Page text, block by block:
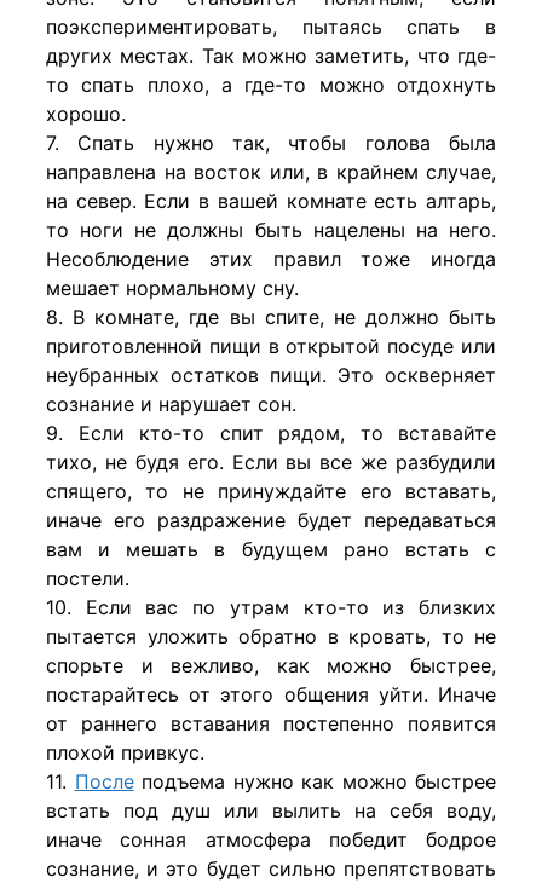
поэкспериментировать, пытаясь спать в
других местах. Так можно заметить, что где-
то спать плохо, а где-то можно отдохнуть
хорошо.
7. Спать нужно так, чтобы голова была
направлена на восток или, в крайнем случае,
на север. Если в вашей комнате есть алтарь,
то ноги не должны быть нацелены на него.
Несоблюдение этих правил тоже иногда
мешает нормальному сну.
8. В комнате, где вы спите, не должно быть
приготовленной пищи в открытой посуде или
неубранных остатков пищи. Это оскверняет
сознание и нарушает сон.
9. Если кто-то спит рядом, то вставайте
тихо, не будя его. Если вы все же разбудили
спящего, то не принуждайте его вставать,
иначе его раздражение будет передаваться
вам и мешать в будущем рано встать с
постели.
10. Если вас по утрам кто-то из близких
пытается уложить обратно в кровать, то не
спорьте и вежливо, как можно быстрее,
постарайтесь от этого общения уйти. Иначе
от раннего вставания постепенно появится
плохой привкус.
11. Послеподъема нужно как можно быстрее
встать под душ или вылить на себя воду,
иначе сонная атмосфера победит бодрое
сознание, и это будет сильно препятствовать